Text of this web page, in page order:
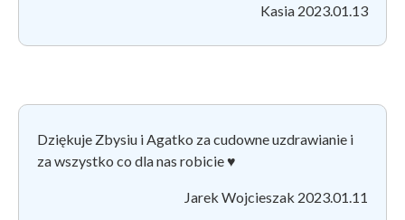
Kasia 2023.01.13
Dziękuje Zbysiu i Agatko za cudowne uzdrawianie i
za wszystko co dla nas robicie♥
Jarek Wojcieszak 2023.01.11